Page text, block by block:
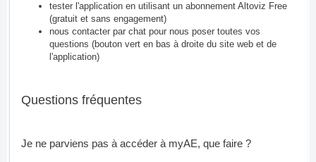
tester l'application en utilisant un abonnement Altoviz Free
(gratuit et sans engagement)
nous contacter par chat pour nous poser toutes vos
questions (bouton vert en bas à droite du site web et de
l'application)
Questions fréquentes
Je ne parviens pas à accéder à myAE, que faire ?